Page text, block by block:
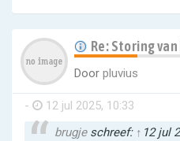
Re: Storing
Door pluvius
- 12 jul 2025, 10:33
brugjeschreef: ↑ 12 jul